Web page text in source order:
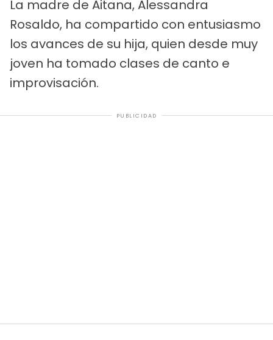
La madre de Aitana, Alessandra
Rosaldo, ha compartido con entusiasmo
los avances de su hija, quien desde muy
joven ha tomado clases de canto e
improvisación.
PUBLICIDAD